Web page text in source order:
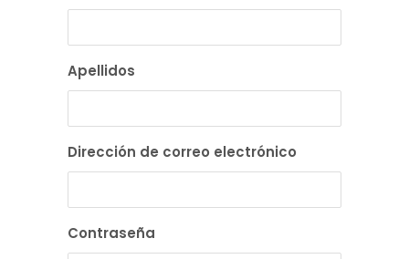
Apellidos
Dirección de correo electrónico
Contraseña